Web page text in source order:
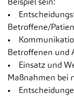
•
Betroffene/
•
Betroffenen und
• Einsatz und
Maßnahmen bei
•